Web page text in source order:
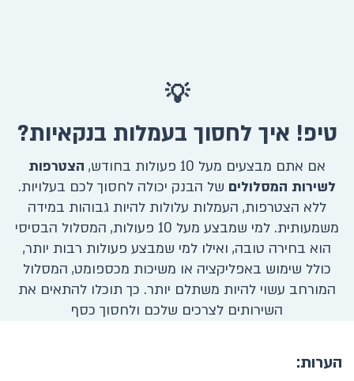
💡
טיפ! איך לחסוך בעמלות בנקאיות?
אם אתם מבצעים מעל 10 פעולות בחודש,
הצטרפות
לשירות המסלולים של הבנק יכולה לחסוך לכם בעלויות.
ללא הצטרפות, העמלות עלולות להיות גבוהות במידה
משמעותית. למי שמבצע מעל 10 פעולות, המסלול הבסיסי
הוא בחירה טובה, ואילו למי שמבצע פעולות רבות יותר,
כולל שימוש באפליקציה או משיכות מכספומט, המסלול
המורחב עשוי להיות משתלם יותר. כך תוכלו להתאים את
השירותים לצרכים שלכם ולחסוך כסף
הערות: